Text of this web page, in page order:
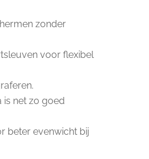
zonder
voor flexibel
is net zo goed
beter evenwicht bij